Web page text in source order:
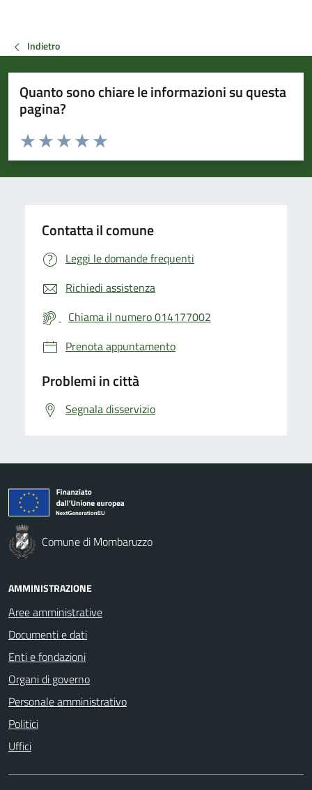
Indietro
Quanto sono chiare le informazioni su questa
pagina?
Valuta da 1 a 5 stelle la pagina
Valuta 5 stelle su 5
Valuta 4 stelle su 5
Valuta 3 stelle su 5
Valuta 2 stelle su 5
Valuta 1 stelle su 5
Contatta il comune
Leggi le domande frequenti
Richiedi assistenza
Chiama il numero 014177002
Prenota appuntamento
Problemi in città
Segnala disservizio
Comune di Mombaruzzo
AMMINISTRAZIONE
Aree amministrative
Documenti e dati
Enti e fondazioni
Organi di governo
Personale amministrativo
Politici
Uffici